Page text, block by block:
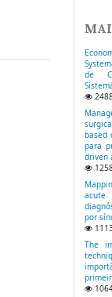
de
based
para
driven
por
The